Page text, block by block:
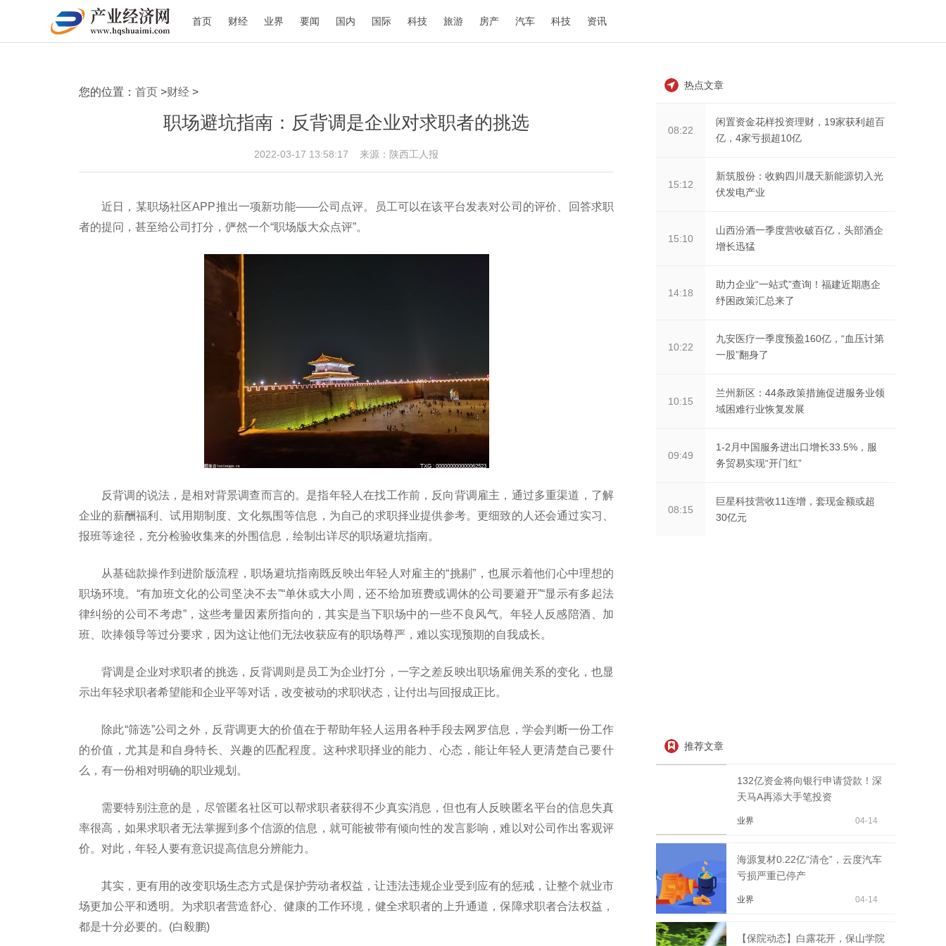
首页 财经 业界 要闻 国内 国际 科技 旅游 房产 汽车 科技 资讯
您的位置： 首页 >财经 >
职场避坑指南：反背调是企业对求职者的挑选
2022-03-17 13:58:17 来源：陕西工人报
近日，某职场社区APP推出一项新功能——公司点评。员工可以在该平台发表对公司的评价、回答求职
者的提问，甚至给公司打分，俨然一个“职场版大众点评”。
反背调的说法，是相对背景调查而言的。是指年轻人在找工作前，反向背调雇主，通过多重渠道，了解
企业的薪酬福利、试用期制度、文化氛围等信息，为自己的求职择业提供参考。更细致的人还会通过实习、
报班等途径，充分检验收集来的外围信息，绘制出详尽的职场避坑指南。
从基础款操作到进阶版流程，职场避坑指南既反映出年轻人对雇主的“挑剔”，也展示着他们心中理想的
职场环境。“有加班文化的公司坚决不去”“单休或大小周，还不给加班费或调休的公司要避开”“显示有多起法
律纠纷的公司不考虑”，这些考量因素所指向的，其实是当下职场中的一些不良风气。年轻人反感陪酒、加
班、吹捧领导等过分要求，因为这让他们无法收获应有的职场尊严，难以实现预期的自我成长。
背调是企业对求职者的挑选，反背调则是员工为企业打分，一字之差反映出职场雇佣关系的变化，也显
示出年轻求职者希望能和企业平等对话，改变被动的求职状态，让付出与回报成正比。
除此“筛选”公司之外，反背调更大的价值在于帮助年轻人运用各种手段去网罗信息，学会判断一份工作
的价值，尤其是和自身特长、兴趣的匹配程度。这种求职择业的能力、心态，能让年轻人更清楚自己要什
么，有一份相对明确的职业规划。
需要特别注意的是，尽管匿名社区可以帮求职者获得不少真实消息，但也有人反映匿名平台的信息失真
率很高，如果求职者无法掌握到多个信源的信息，就可能被带有倾向性的发言影响，难以对公司作出客观评
价。对此，年轻人要有意识提高信息分辨能力。
其实，更有用的改变职场生态方式是保护劳动者权益，让违法违规企业受到应有的惩戒，让整个就业市
场更加公平和透明。为求职者营造舒心、健康的工作环境，健全求职者的上升通道，保障求职者合法权益，
都是十分必要的。(白毅鹏)
热点文章
08:22
闲置资金花样投资理财，19家获利超百
亿，4家亏损超10亿
15:12
新筑股份：收购四川晟天新能源切入光
伏发电产业
15:10
山西汾酒一季度营收破百亿，头部酒企
增长迅猛
14:18
助力企业“一站式”查询！福建近期惠企
纾困政策汇总来了
10:22
九安医疗一季度预盈160亿，“血压计第
一股”翻身了
10:15
兰州新区：44条政策措施促进服务业领
域困难行业恢复发展
09:49
1-2月中国服务进出口增长33.5%，服
务贸易实现“开门红”
08:15
巨星科技营收11连增，套现金额或超
30亿元
推荐文章
132亿资金将向银行申请贷款！深
天马A再添大手笔投资
业界 04-14
海源复材0.22亿“清仓”，云度汽车
亏损严重已停产
业界 04-14
【保院动态】白露花开，保山学院